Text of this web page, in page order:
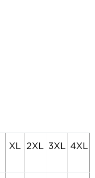
XL 2XL 3XL 4XL